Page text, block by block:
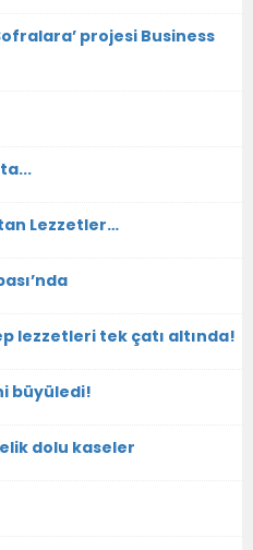
projesi Business
Lezzetler…
lezzetleri tek çatı altında!
büyüledi!
dolu kaseler